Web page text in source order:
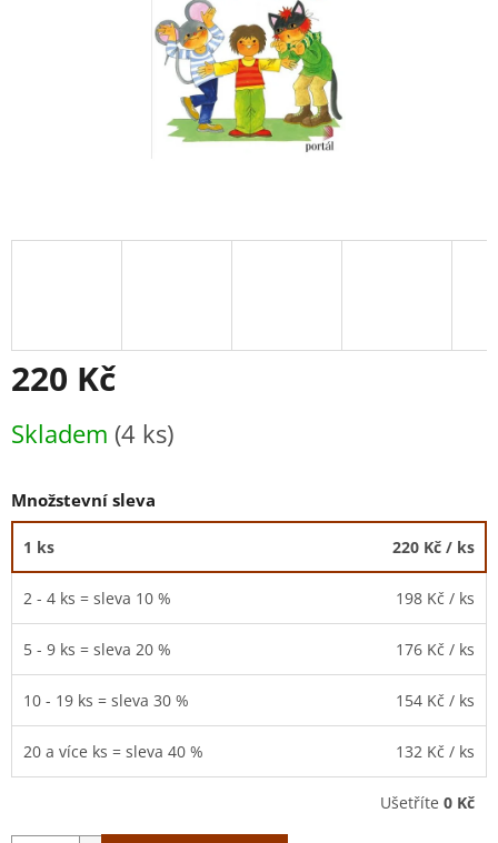
220 Kč
cena:
Skladem (4 ks)
Množstevní sleva
1 ks 220 Kč / ks
2 - 4 ks = sleva 10 % 198 Kč / ks
5 - 9 ks = sleva 20 % 176 Kč / ks
10 - 19 ks = sleva 30 % 154 Kč / ks
20 a více ks = sleva 40 % 132 Kč / ks
Ušetříte 0 Kč